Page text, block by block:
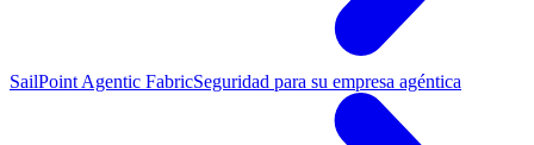
SailPoint Agentic FabricSeguridad para su empresa agéntica